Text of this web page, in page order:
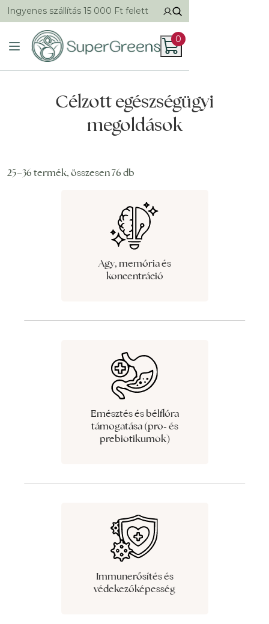
Ingyenes szállítás 15 000 Ft felett
0
Célzott egészségügyi
megoldások
25–36 termék, összesen 76 db
Agy, memória és
koncentráció
Emésztés és bélflóra
támogatása (pro- és
prebiotikumok)
Immunerősítés és
védekezőképesség